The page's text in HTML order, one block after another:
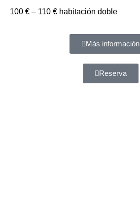
100 € – 110 € habitación doble
Más información
Reserva